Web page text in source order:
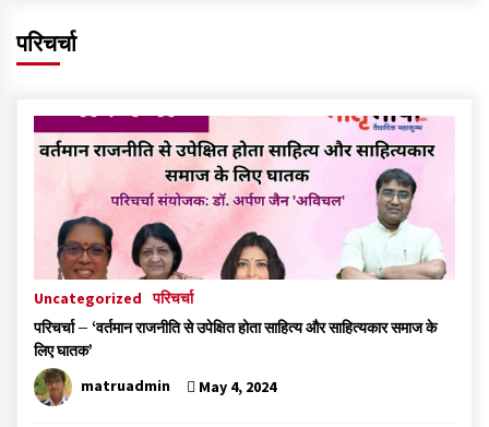
परिचर्चा
Uncategorized
परिचर्चा
परिचर्चा – ‘वर्तमान राजनीति से उपेक्षित होता साहित्य और साहित्यकार समाज के
लिए घातक’
matruadmin
May 4, 2024